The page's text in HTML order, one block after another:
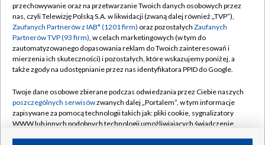
Abonament TVP
Emisja w TVP
Centrum informacji TVP
Naziemna Telewizja Cyfrowa
Rada Programowa
System NOS
Informacje o nadawcy
Regulamin TVP
Polityka prywatności
Moje zgody
Pomoc
Kontakt
Kanały
przechowywanie oraz na przetwarzanie Twoich danych osobowych przez
nas, czyli Telewizję Polską S.A. w likwidacji (zwaną dalej również „TVP”),
Zaufanych Partnerów z IAB* (1201 firm) oraz pozostałych Zaufanych
Partnerów TVP (93 firm), w celach marketingowych (w tym do
zautomatyzowanego dopasowania reklam do Twoich zainteresowań i
mierzenia ich skuteczności) i pozostałych, które wskazujemy poniżej, a
także zgody na udostępnianie przez nas identyfikatora PPID do Google.
Twoje dane osobowe zbierane podczas odwiedzania przez Ciebie naszych
poszczególnych serwisówzwanych dalej „Portalem”, w tym informacje
zapisywane za pomocą technologii takich jak: pliki cookie, sygnalizatory
WWW lub innych podobnych technologii umożliwiających świadczenie